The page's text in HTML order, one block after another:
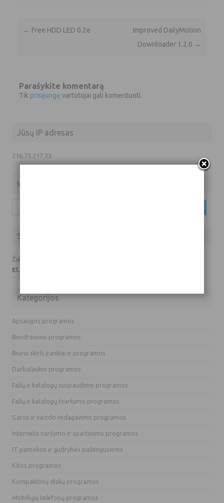
Įrašo navigacija
← Free HDD LED 0.2e
Improved DailyMotion
Downloader 1.2.0 →
Parašykite komentarą
Tik prisijungę vartotojai gali komentuoti.
Jūsų IP adresas
216.73.217.33
Ieškoti
Susisiekite su mumis
Žaidimų prašymai ir klausimai:
El. paštas: info(eta)hardas.lt
Kategorijos
Apsaugos programos
Bendravimo programos
Biurui skirti įrankiai ir programos
Darbalaukio programos
Failų ir katalogų suspaudimo programos
Failų ir katalogų tvarkymo programos
Garso ir vaizdo redagavimo programos
Interneto naršymo ir spartinimo programos
IT pamokos ir gudrybės pažengusiems
Kitos programos
Kompaktinių diskų programos
Mobiliųjų telefonų programos